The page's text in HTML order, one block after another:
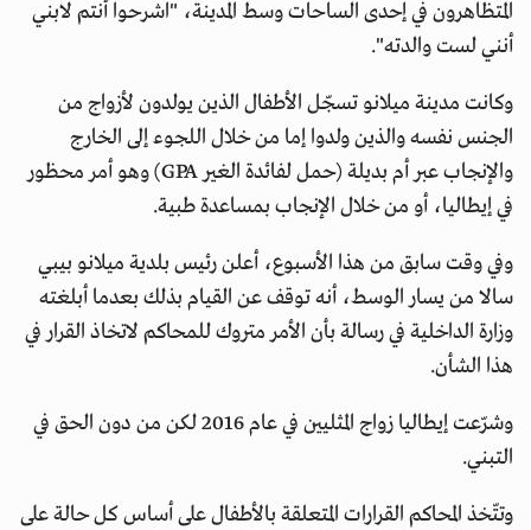
المتظاهرون في إحدى الساحات وسط المدينة، "اشرحوا أنتم لابني
أنني لست والدته".
وكانت مدينة ميلانو تسجّل الأطفال الذين يولدون لأزواج من
الجنس نفسه والذين ولدوا إما من خلال اللجوء إلى الخارج
والإنجاب عبر أم بديلة (حمل لفائدة الغير GPA) وهو أمر محظور
في إيطاليا، أو من خلال الإنجاب بمساعدة طبية.
وفي وقت سابق من هذا الأسبوع، أعلن رئيس بلدية ميلانو بيبي
سالا من يسار الوسط، أنه توقف عن القيام بذلك بعدما أبلغته
وزارة الداخلية في رسالة بأن الأمر متروك للمحاكم لاتخاذ القرار في
هذا الشأن.
وشرّعت إيطاليا زواج المثليين في عام 2016 لكن من دون الحق في
التبني.
وتتّخذ المحاكم القرارات المتعلقة بالأطفال على أساس كل حالة على